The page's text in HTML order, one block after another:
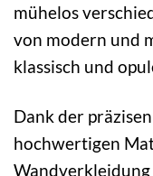
mühelos
von modern und
klassisch und
Dank der
hochwertigen
Wandverkleidung